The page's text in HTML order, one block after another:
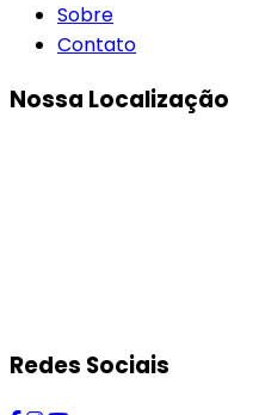
Sobre
Contato
Nossa Localização
Redes Sociais